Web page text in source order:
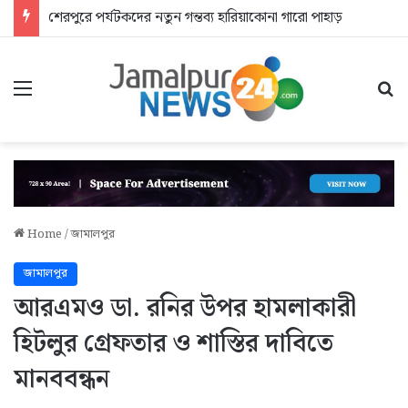
শেরপুরে পর্যটকদের নতুন গন্তব্য হারিয়াকোনা গারো পাহাড়
Menu
Home/জামালপুর
জামালপুর
আরএমও ডা. রনির উপর হামলাকারী
হিটলুর গ্রেফতার ও শাস্তির দাবিতে
মানববন্ধন